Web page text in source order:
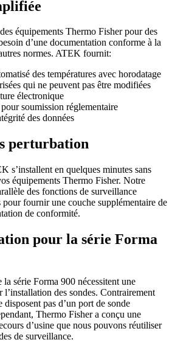
équipements Thermo Fisher pour des
d’une documentation conforme à la
normes. ATEK fournit:
des températures avec horodatage
qui ne peuvent pas être modifiées
électronique
soumission réglementaire
des données
perturbation
s’installent en quelques minutes sans
équipements Thermo Fisher. Notre
des fonctions de surveillance
fournir une couche supplémentaire de
de conformité.
pour la série Forma
série Forma 900 nécessitent une
des sondes. Contrairement
disposent pas d’un port de sonde
Thermo Fisher a conçu une
d’usine que nous pouvons réutiliser
de surveillance.